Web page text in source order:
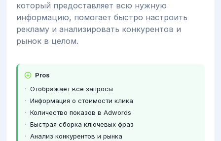
который предоставляет всю нужную
информацию, помогает быстро настроить
рекламу и анализировать конкурентов и
рынок в целом.
Pros
Отображает все запросы
Информация о стоимости клика
Количество показов в Adwords
Быстрая сборка ключевых фраз
Анализ конкурентов и рынка